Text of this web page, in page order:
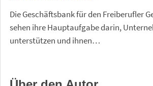
Die Geschäftsbank für den Freiberufler
sehen ihre Hauptaufgabe darin,
unterstützen und ihnen…